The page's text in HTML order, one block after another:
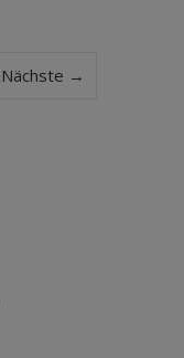
Nächste →